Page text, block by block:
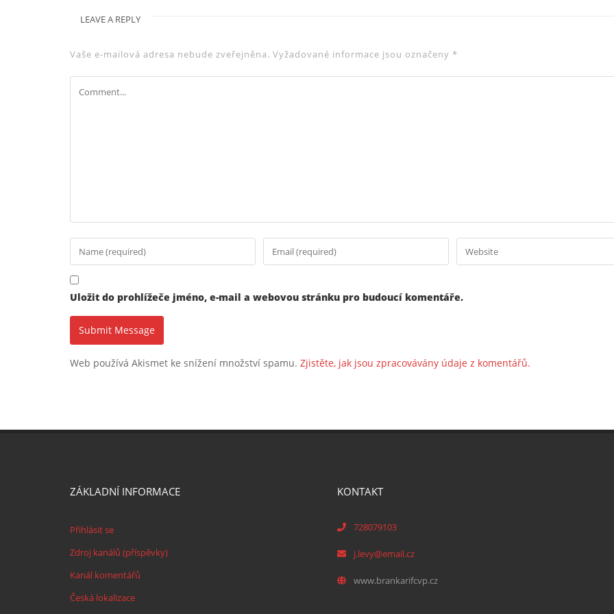
LEAVE A REPLY
Vaše e-mailová adresa nebude zveřejněna. Vyžadované informace jsou označeny *
Uložit do prohlížeče jméno, e-mail a webovou stránku pro budoucí komentáře.
Web používá Akismet ke snížení množství spamu. Zjistěte, jak jsou zpracovávány údaje z komentářů.
ZÁKLADNÍ INFORMACE
Přihlásit se
Zdroj kanálů (příspěvky)
Kanál komentářů
Česká lokalizace
KONTAKT
728079103
j.levy@email.cz
www.brankarifcvp.cz